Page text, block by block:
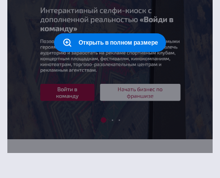
Открыть в полном размере